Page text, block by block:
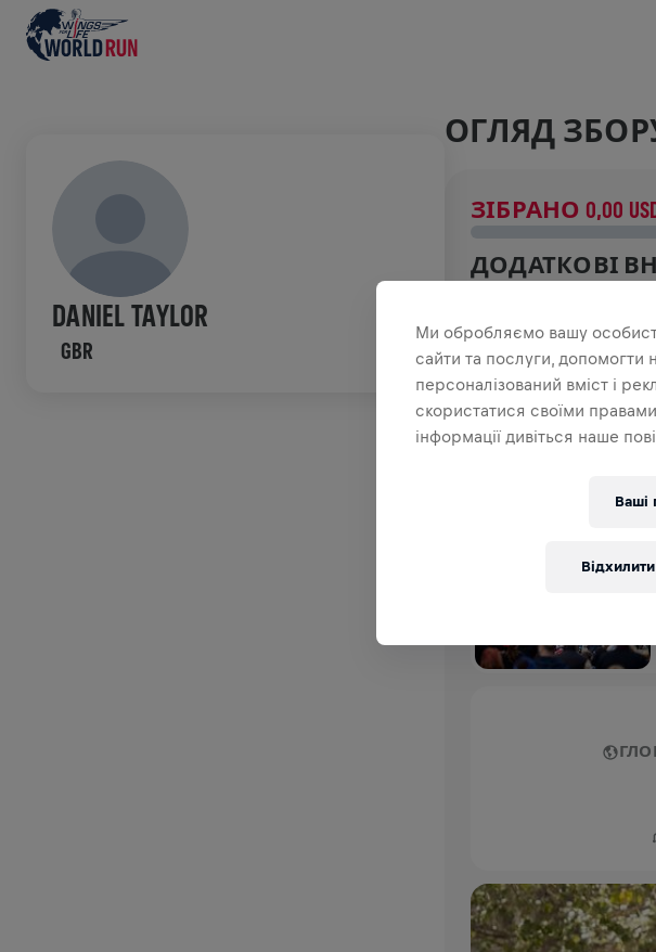
DANIEL TAYLOR
GBR
ОГЛЯД
ЗІБРАНО 0,00
ДОДАТКОВІ
на дослідження
ІСТОРІЯ
Ми обробляємо вашу
сайти та послуги, допомогти
персоналізований вміст і
скористатися своїми
інформації дивіться наше
Ваші